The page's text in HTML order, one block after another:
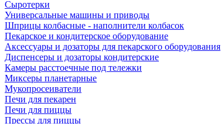
Сыротерки
Универсальные машины и приводы
Шприцы колбасные - наполнители колбасок
Пекарское и кондитерское оборудование
Аксессуары и дозаторы для пекарского оборудования
Диспенсеры и дозаторы кондитерские
Камеры расстоечные под тележки
Миксеры планетарные
Мукопросеиватели
Печи для пекарен
Печи для пиццы
Прессы для пиццы